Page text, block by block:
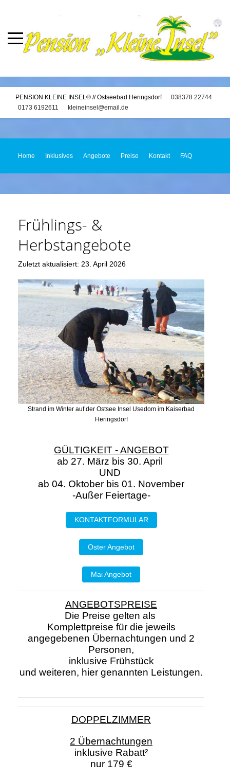
PENSION KLEINE INSEL® // Ostseebad Heringsdorf
038378 22744
0173 6192611
kleineinsel@email.de
Home Inklusives Angebote Preise Kontakt FAQ
Frühlings- &
Herbstangebote
Zuletzt aktualisiert: 23. April 2026
Strand im Winter auf der Ostsee Insel Usedom im Kaiserbad
Heringsdorf
GÜLTIGKEIT - ANGEBOT
ab 27. März bis 30. April
UND
ab 04. Oktober bis 01. November
-Außer Feiertage-
KONTAKTFORMULAR
Oster Angebot
Mai Angebot
ANGEBOTSPREISE
Die Preise gelten als
Komplettpreise für die jeweils
angegebenen Übernachtungen und 2
Personen,
inklusive Frühstück
und weiteren, hier genannten Leistungen.
DOPPELZIMMER
2 Übernachtungen
inklusive Rabatt²
nur 179 €